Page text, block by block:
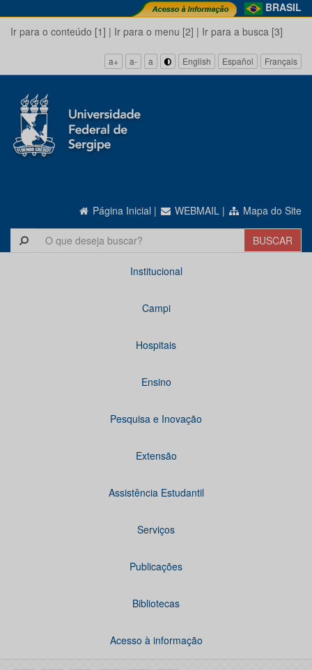
BRASIL
Ir para o conteúdo [1] | Ir para o menu [2] | Ir para a busca [3]
a+ a- a English Español Français
Página Inicial | WEBMAIL | Mapa do Site
Institucional
Campi
Hospitais
Ensino
Pesquisa e Inovação
Extensão
Assistência Estudantil
Serviços
Publicações
Bibliotecas
Acesso à informação